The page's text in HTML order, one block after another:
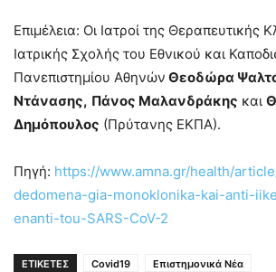
Επιμέλεια: Οι Ιατροί της Θεραπευτικής
Ιατρικής Σχολής του Εθνικού και
Πανεπιστημίου Αθηνών Θεοδώρα
Ντάνασης, Πάνος Μαλανδράκης και
Δημόπουλος (Πρύτανης ΕΚΠΑ).
Πηγή: https://www.amna.gr/health/
dedomena-gia-monoklonika-kai-anti-
enanti-tou-SARS-CoV-2
ΕΤΙΚΕΤΕΣ Covid19 Επιστημονικά Νέα